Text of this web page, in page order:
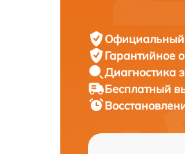
Официальный
Гарантийное
Диагностика
Бесплатный